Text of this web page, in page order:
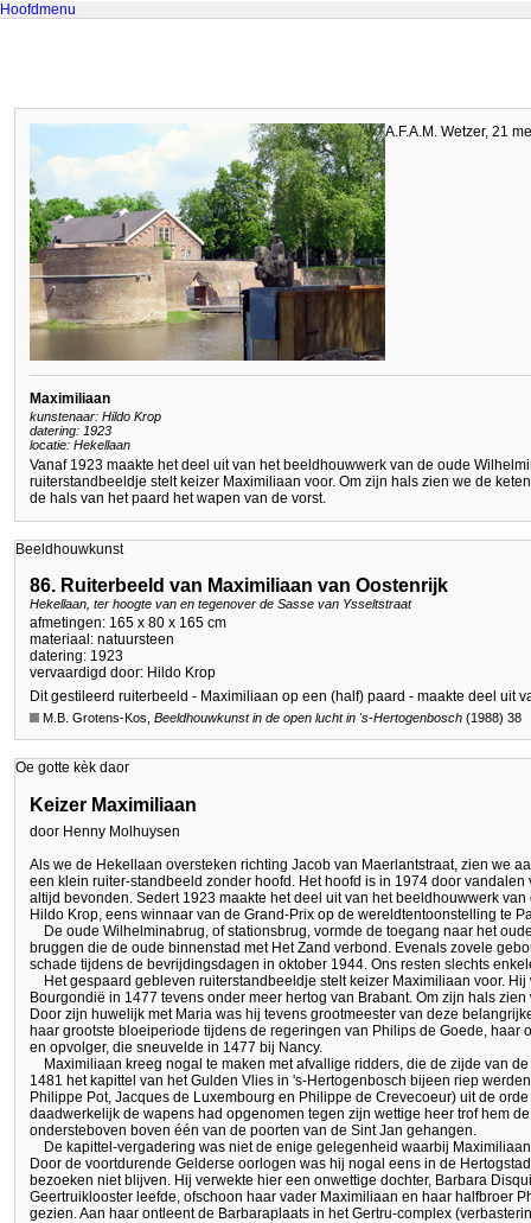
Hoofdmenu
A.F.A.M. Wetzer, 21
Maximiliaan
kunstenaar: Hildo Krop
datering: 1923
locatie: Hekellaan
Vanaf 1923 maakte het deel uit van het beeldhouwwerk van de oude
ruiterstandbeeldje stelt keizer Maximiliaan voor. Om zijn hals zien we de
de hals van het paard het wapen van de vorst.
Beeldhouwkunst
86. Ruiterbeeld van Maximiliaan van Oostenrijk
Hekellaan, ter hoogte van en tegenover de Sasse van Ysseltstraat
afmetingen: 165 x 80 x 165 cm
materiaal: natuursteen
datering: 1923
vervaardigd door: Hildo Krop
Dit gestileerd ruiterbeeld - Maximiliaan op een (half) paard - maakte deel uit
M.B. Grotens-Kos, Beeldhouwkunst in de open lucht in 's-Hertogenbosch (1988) 38
Oe gotte kèk daor
Keizer Maximiliaan
door Henny Molhuysen
Als we de Hekellaan oversteken richting Jacob van Maerlantstraat, zien we
een klein ruiter-standbeeld zonder hoofd. Het hoofd is in 1974 door
altijd bevonden. Sedert 1923 maakte het deel uit van het beeldhouwwerk
Hildo Krop, eens winnaar van de Grand-Prix op de wereldtentoonstelling te
De oude Wilhelminabrug, of stationsbrug, vormde de toegang naar het
bruggen die de oude binnenstad met Het Zand verbond. Evenals zovele
schade tijdens de bevrijdingsdagen in oktober 1944. Ons resten slechts
Het gespaard gebleven ruiterstandbeeldje stelt keizer Maximiliaan voor.
Bourgondië in 1477 tevens onder meer hertog van Brabant. Om zijn hals
Door zijn huwelijk met Maria was hij tevens grootmeester van deze
haar grootste bloeiperiode tijdens de regeringen van Philips de Goede, haar
en opvolger, die sneuvelde in 1477 bij Nancy.
Maximiliaan kreeg nogal te maken met afvallige ridders, die de zijde van
1481 het kapittel van het Gulden Vlies in 's-Hertogenbosch bijeen riep
Philippe Pot, Jacques de Luxembourg en Philippe de Crevecoeur) uit de
daadwerkelijk de wapens had opgenomen tegen zijn wettige heer trof hem
ondersteboven boven één van de poorten van de Sint Jan gehangen.
De kapittel-vergadering was niet de enige gelegenheid waarbij
Door de voortdurende Gelderse oorlogen was hij nogal eens in de
bezoeken niet blijven. Hij verwekte hier een onwettige dochter, Barbara
Geertruiklooster leefde, ofschoon haar vader Maximiliaan en haar halfbroer
gezien. Aan haar ontleent de Barbaraplaats in het Gertru-complex